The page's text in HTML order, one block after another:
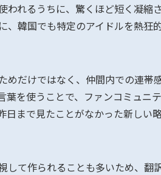
われるうちに、驚くほど短く凝縮
、韓国でも特定のアイドルを熱狂
めだけではなく、仲間内での連帯
を使うことで、ファンコミュニ
日まで見たことがなかった新しい
して作られることも多いため、翻